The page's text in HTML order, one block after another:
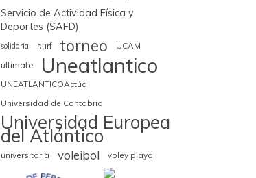
Servicio de Actividad Física y
Deportes (SAFD)
solidaria surf torneo UCAM
ultimate Uneatlantico
UNEATLANTICOActúa
Universidad de Cantabria
Universidad Europea
del Atlántico
universitaria voleibol voley playa